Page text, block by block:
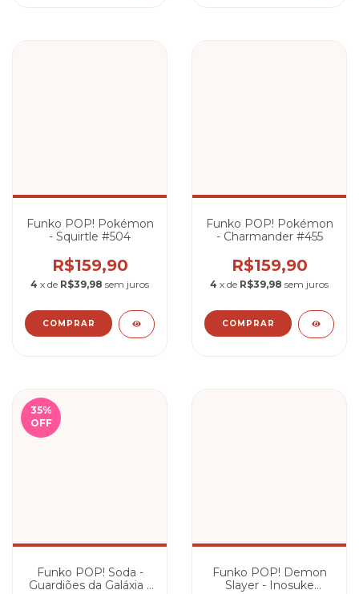
Funko POP! Pokémon
- Squirtle #504
R$159,90
4 x de R$39,98 sem juros
Funko POP! Pokémon
- Charmander #455
R$159,90
4 x de R$39,98 sem juros
35%
OFF
Funko POP! Soda -
Guardiões da Galáxia -
Funko POP! Demon
Slayer - Inosuke